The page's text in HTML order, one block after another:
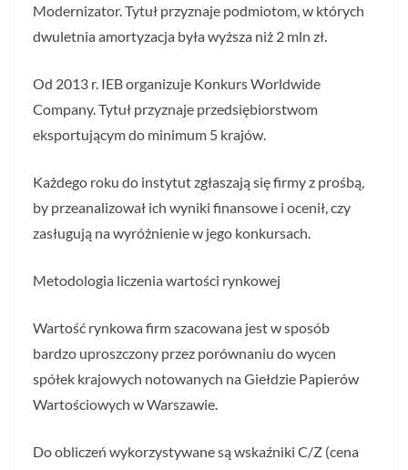
Modernizator. Tytuł przyznaje podmiotom, w których
dwuletnia amortyzacja była wyższa niż 2 mln zł.
Od 2013 r. IEB organizuje Konkurs Worldwide
Company. Tytuł przyznaje przedsiębiorstwom
eksportującym do minimum 5 krajów.
Każdego roku do instytut zgłaszają się firmy z prośbą,
by przeanalizował ich wyniki finansowe i ocenił, czy
zasługują na wyróżnienie w jego konkursach.
Metodologia liczenia wartości rynkowej
Wartość rynkowa firm szacowana jest w sposób
bardzo uproszczony przez porównaniu do wycen
spółek krajowych notowanych na Giełdzie Papierów
Wartościowych w Warszawie.
Do obliczeń wykorzystywane są wskaźniki C/Z (cena